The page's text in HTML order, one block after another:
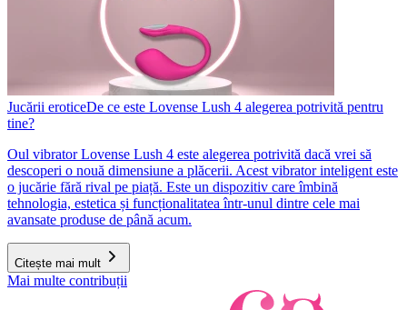
Jucării eroticeDe ce este Lovense Lush 4 alegerea potrivită pentru
tine?
Oul vibrator Lovense Lush 4 este alegerea potrivită dacă vrei să
descoperi o nouă dimensiune a plăcerii. Acest vibrator inteligent este
o jucărie fără rival pe piață. Este un dispozitiv care îmbină
tehnologia, estetica și funcționalitatea într-unul dintre cele mai
avansate produse de până acum.
Citește mai mult
Mai multe contribuții